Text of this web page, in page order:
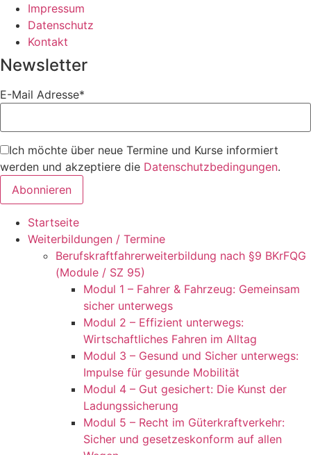
Impressum
Datenschutz
Kontakt
Newsletter
E-Mail Adresse*
Ich möchte über neue Termine und Kurse informiert
werden und akzeptiere die Datenschutzbedingungen.
Startseite
Weiterbildungen / Termine
Berufskraftfahrer­weiterbildung nach §9 BKrFQG
(Module / SZ 95)
Modul 1 – Fahrer & Fahrzeug: Gemeinsam
sicher unterwegs
Modul 2 – Effizient unterwegs:
Wirtschaftliches Fahren im Alltag
Modul 3 – Gesund und Sicher unterwegs:
Impulse für gesunde Mobilität
Modul 4 – Gut gesichert: Die Kunst der
Ladungssicherung
Modul 5 – Recht im Güterkraftverkehr:
Sicher und gesetzeskonform auf allen